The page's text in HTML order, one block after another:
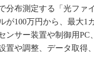
分布測定する「光ファ
が100万円から、最大1
ンサー装置や制御用
置や調整、データ取得